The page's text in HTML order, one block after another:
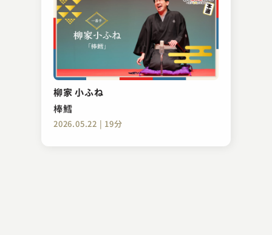
柳家 小ふね
棒鱈
2026.05.22 | 19分
春風亭 柳枝
三枚起請
2023.06.26 | 28分